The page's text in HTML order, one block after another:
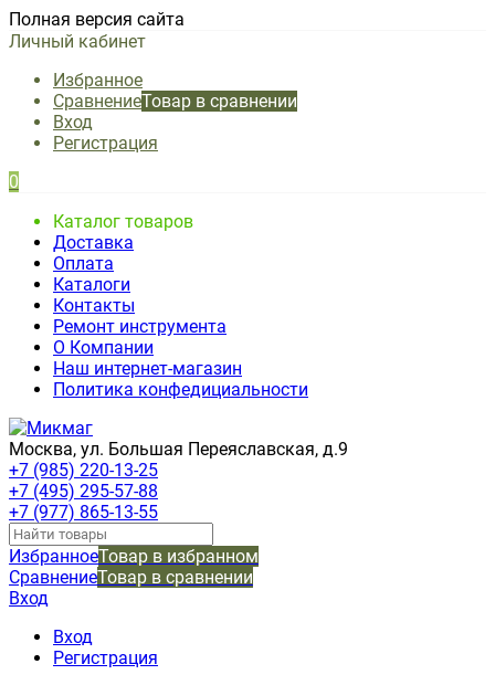
Полная версия сайта
Личный кабинет
Избранное
СравнениеТовар в сравнении
Вход
Регистрация
0
Каталог товаров
Доставка
Оплата
Каталоги
Контакты
Ремонт инструмента
О Компании
Наш интернет-магазин
Политика конфедициальности
Москва, ул. Большая Переяславская, д.9
+7 (985) 220-13-25
+7 (495) 295-57-88
+7 (977) 865-13-55
ИзбранноеТовар в избранном
СравнениеТовар в сравнении
Вход
Вход
Регистрация